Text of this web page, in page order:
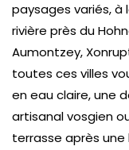
paysages variés,
rivière près du
Aumontzey,
toutes ces villes
en eau claire, une
artisanal vosgien
terrasse après une